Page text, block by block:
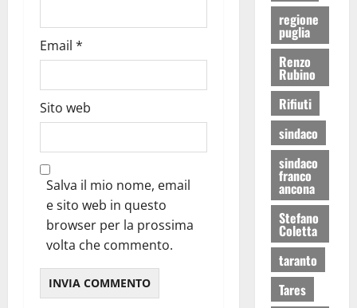
Email *
Sito web
Salva il mio nome, email
e sito web in questo
browser per la prossima
volta che commento.
regione
puglia
Renzo
Rubino
Rifiuti
sindaco
sindaco
franco
ancona
Stefano
Coletta
taranto
Tares